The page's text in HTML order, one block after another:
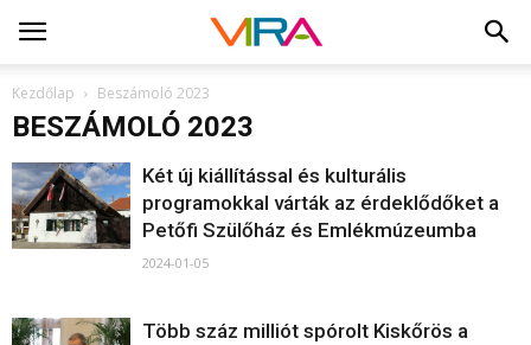
Kezdőlap Beszámoló 2023
BESZÁMOLÓ 2023
Két új kiállítással és kulturális
programokkal várták az érdeklődőket a
Petőfi Szülőház és Emlékmúzeumba
2024-01-05
Több száz milliót spórolt Kiskőrös a